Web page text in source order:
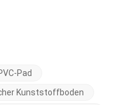
Pad
Kunststoffboden